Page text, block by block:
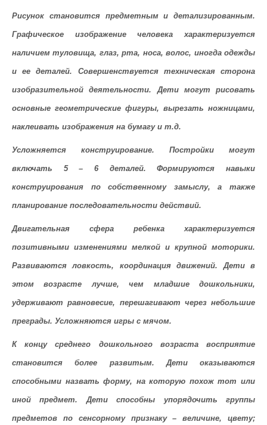
Рисунок становится предметным и детализированным.
Графическое изображение человека характеризуется
наличием туловища, глаз, рта, носа, волос, иногда одежды
и ее деталей. Совершенствуется техническая сторона
изобразительной деятельности. Дети могут рисовать
основные геометрические фигуры, вырезать ножницами,
наклеивать изображения на бумагу и т.д.
Усложняется конструирование. Постройки могут
включать 5 – 6 деталей. Формируются навыки
конструирования по собственному замыслу, а также
планирование последовательности действий.
Двигательная сфера ребенка характеризуется
позитивными изменениями мелкой и крупной моторики.
Развиваются ловкость, координация движений. Дети в
этом возрасте лучше, чем младшие дошкольники,
удерживают равновесие, перешагивают через небольшие
преграды. Усложняются игры с мячом.
К концу среднего дошкольного возраста восприятие
становится более развитым. Дети оказываются
способными назвать форму, на которую похож тот или
иной предмет. Дети способны упорядочить группы
предметов по сенсорному признаку – величине, цвету;